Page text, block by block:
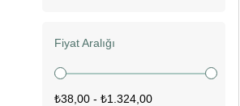
Fiyat Aralığı
₺38,00 - ₺1.324,00